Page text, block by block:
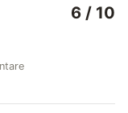
6 / 10